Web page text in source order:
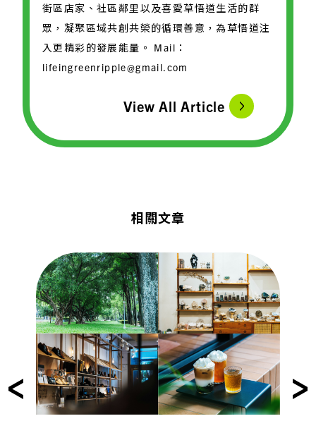
街區店家、社區鄰里以及喜愛草悟道生活的群
眾，凝聚區域共創共榮的循環善意，為草悟道注
入更精彩的發展能量。 Mail：
lifeingreenripple@gmail.com
View All Article
相關文章